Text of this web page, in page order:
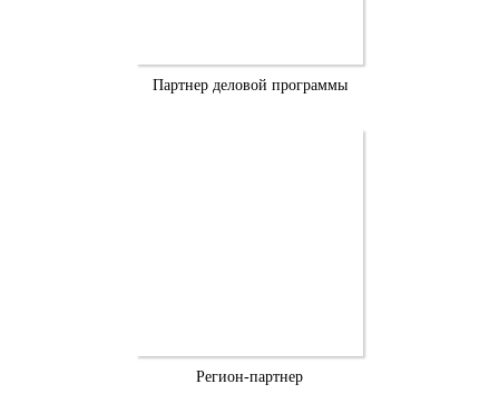
Партнер деловой программы
Регион-партнер